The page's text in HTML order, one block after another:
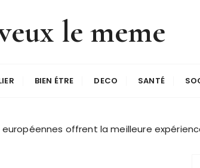
le meme
BIEN ÉTRE DECO SANTÉ
offrent la meilleure